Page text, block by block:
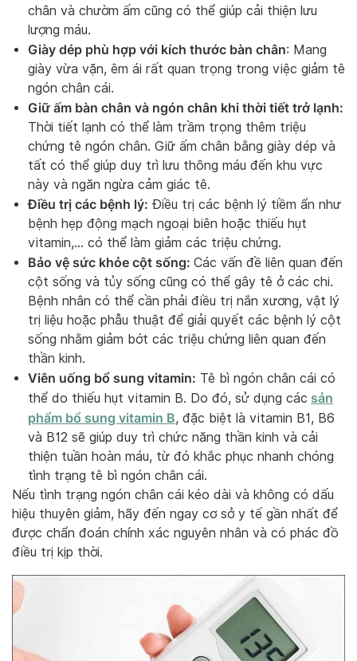
chân và chườm ấm cũng có thể giúp cải thiện lưu
lượng máu.
Giày dép phù hợp với kích thước bàn chân: Mang
giày vừa vặn, êm ái rất quan trọng trong việc giảm tê
ngón chân cái.
Giữ ấm bàn chân và ngón chân khi thời tiết trở lạnh:
Thời tiết lạnh có thể làm trầm trọng thêm triệu
chứng tê ngón chân. Giữ ấm chân bằng giày dép và
tất có thể giúp duy trì lưu thông máu đến khu vực
này và ngăn ngừa cảm giác tê.
Điều trị các bệnh lý: Điều trị các bệnh lý tiềm ẩn như
bệnh hẹp động mạch ngoại biên hoặc thiếu hụt
vitamin,… có thể làm giảm các triệu chứng.
Bảo vệ sức khỏe cột sống: Các vấn đề liên quan đến
cột sống và tủy sống cũng có thể gây tê ở các chi.
Bệnh nhân có thể cần phải điều trị nắn xương, vật lý
trị liệu hoặc phẫu thuật để giải quyết các bệnh lý cột
sống nhằm giảm bớt các triệu chứng liên quan đến
thần kinh.
Viên uống bổ sung vitamin: Tê bì ngón chân cái có
thể do thiếu hụt vitamin B. Do đó, sử dụng các sản
phẩm bổ sung vitamin B, đặc biệt là vitamin B1, B6
và B12 sẽ giúp duy trì chức năng thần kinh và cải
thiện tuần hoàn máu, từ đó khắc phục nhanh chóng
tình trạng tê bì ngón chân cái.
Nếu tình trạng ngón chân cái kéo dài và không có dấu
hiệu thuyên giảm, hãy đến ngay cơ sở y tế gần nhất để
được chẩn đoán chính xác nguyên nhân và có phác đồ
điều trị kịp thời.